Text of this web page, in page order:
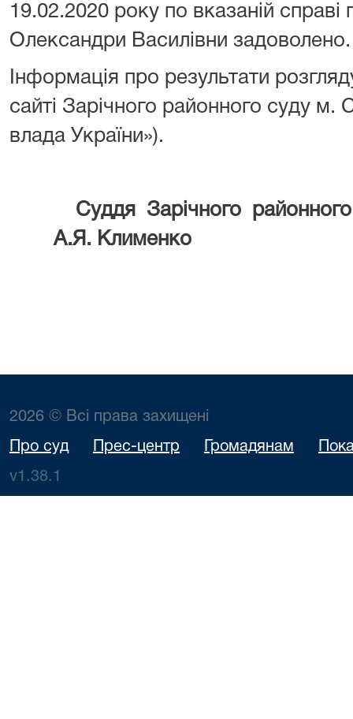
19.02.2020 року по вказаній
Олександри Василівни задоволено.
Інформація про результати
сайті Зарічного районного суду
влада України»).
Суддя Зарічного
А.Я. Клименко
2026 © Всі права захищені
Про суд Прес-центр Громадянам
v1.38.1